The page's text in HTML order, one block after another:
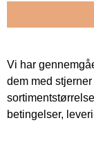
Vi har
dem med
betingelser,